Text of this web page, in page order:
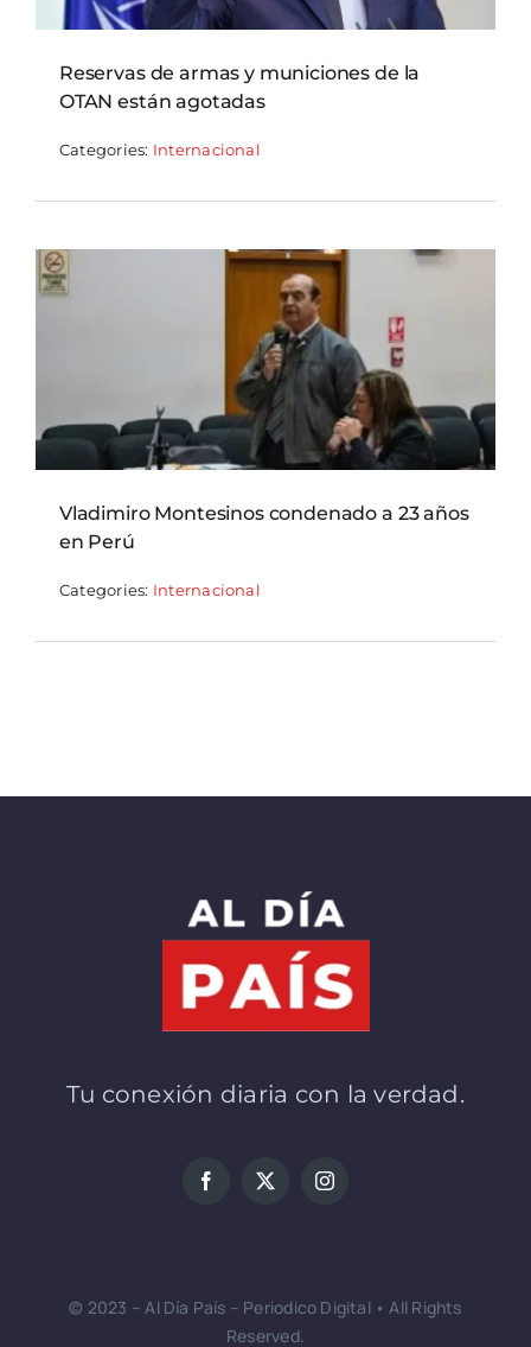
Reservas de armas y municiones de la
OTAN están agotadas
Categories: Internacional
Vladimiro Montesinos condenado a 23 años
en Perú
Categories: Internacional
Tu conexión diaria con la verdad.
© 2023 – Al Día País – Periodico Digital • All Rights
Reserved.